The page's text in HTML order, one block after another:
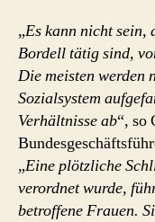
„Es kann nicht sein,
Bordell tätig sind,
Die meisten werden
Sozialsystem
Verhältnisse ab“, so
„Eine plötzliche
verordnet wurde,
betroffene Frauen.